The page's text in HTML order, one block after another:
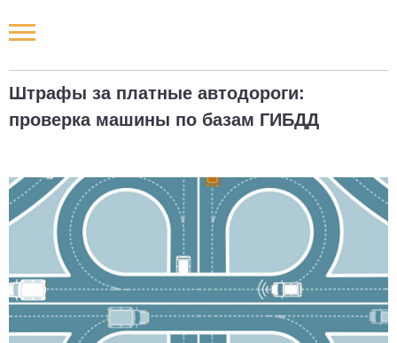
Штрафы за платные автодороги:
проверка машины по базам ГИБДД
Новости РФ
Наши мероприятия
Статьи